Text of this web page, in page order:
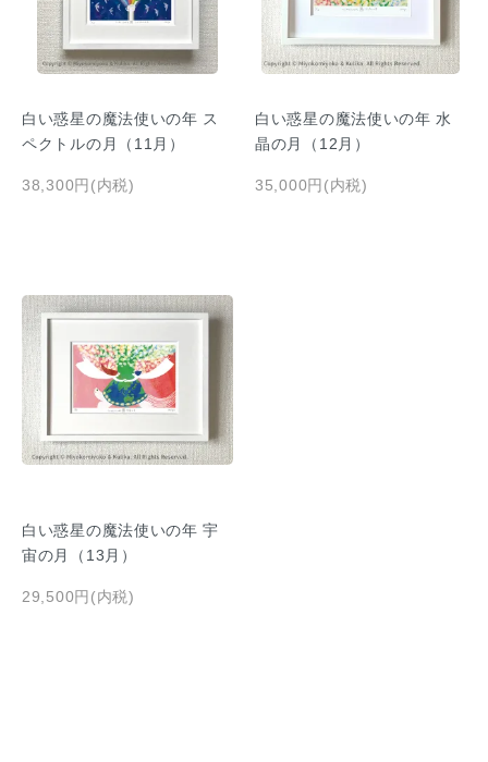
白い惑星の魔法使いの年 ス
ペクトルの月（11月）
38,300円(内税)
白い惑星の魔法使いの年 水
晶の月（12月）
35,000円(内税)
白い惑星の魔法使いの年 宇
宙の月（13月）
29,500円(内税)